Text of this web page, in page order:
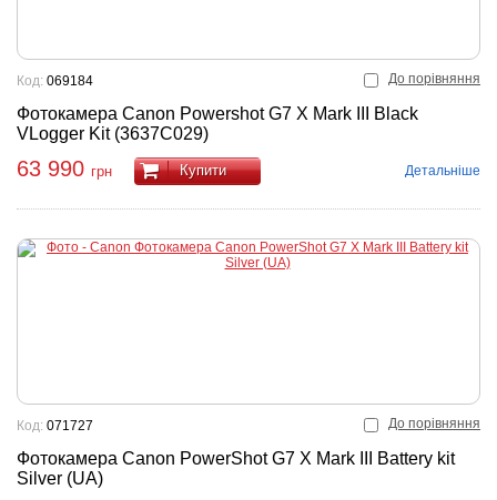
До порівняння
Фотокамера Canon Powershot G7 X Mark III Black
VLogger Kit (3637C029)
Код: 069184
63 990 грн Купити Детальніше
До порівняння
Фотокамера Canon PowerShot G7 X Mark III Battery kit
Silver (UA)
Код: 071727